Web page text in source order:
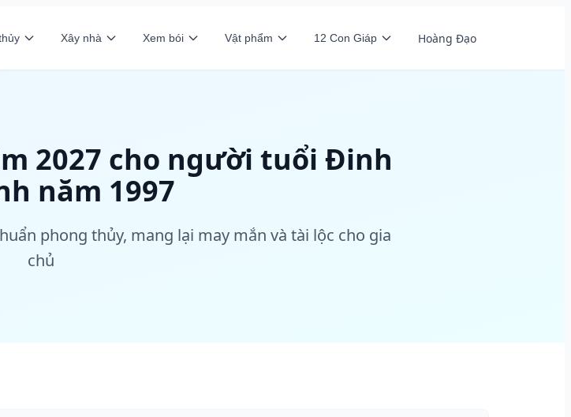
Xây nhà Xem bói Vật phẩm 12 Con Giáp Hoàng Đạo
2027 cho người tuổi Đinh
năm 1997
phong thủy, mang lại may mắn và tài lộc cho gia
chủ